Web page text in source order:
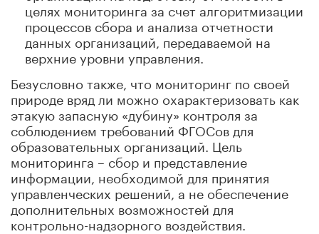
целях мониторинга за счет алгоритмизации
процессов сбора и анализа отчетности
данных организаций, передаваемой на
верхние уровни управления.
Безусловно также, что мониторинг по своей
природе вряд ли можно охарактеризовать как
этакую запасную «дубину» контроля за
соблюдением требований ФГОСов для
образовательных организаций. Цель
мониторинга – сбор и представление
информации, необходимой для принятия
управленческих решений , а не обеспечение
дополнительных возможностей для
контрольно-надзорного воздействия.